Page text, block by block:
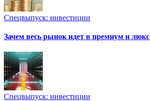
Спецвыпуск: инвестиции
Зачем весь рынок идет в премиум и люкс
Спецвыпуск: инвестиции